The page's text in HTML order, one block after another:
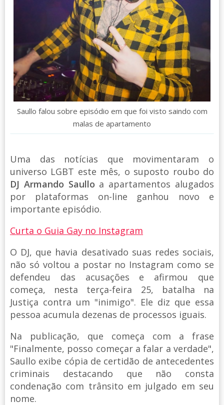
Saullo falou sobre episódio em que foi visto saindo com
malas de apartamento
Uma das notícias que movimentaram o
universo LGBT este mês, o suposto roubo do
DJ Armando Saullo a apartamentos alugados
por plataformas on-line ganhou novo e
importante episódio.
Curta o Guia Gay no Instagram
O DJ, que havia desativado suas redes sociais,
não só voltou a postar no Instagram como se
defendeu das acusações e afirmou que
começa, nesta terça-feira 25, batalha na
Justiça contra um "inimigo". Ele diz que essa
pessoa acumula dezenas de processos iguais.
Na publicação, que começa com a frase
"Finalmente, posso começar a falar a verdade",
Saullo exibe cópia de certidão de antecedentes
criminais destacando que não consta
condenação com trânsito em julgado em seu
nome.